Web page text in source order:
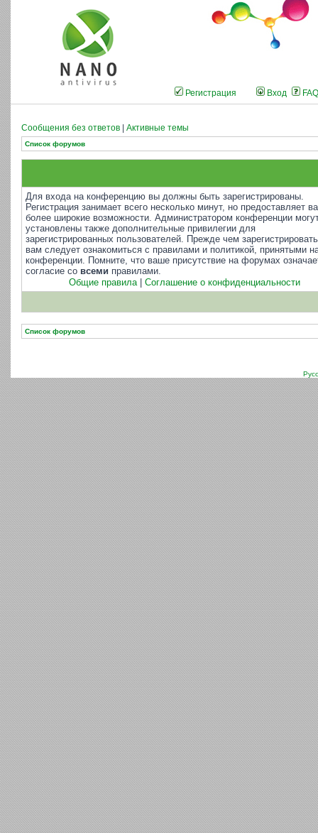
Регистрация Вход FAQ
Сообщения без ответов Активные темы
Список форумов
Для входа на конференцию вы должны быть зарегистрированы.
Регистрация занимает всего несколько минут, но предоставляет
более широкие возможности. Администратором конференции
установлены также дополнительные привилегии для
зарегистрированных пользователей. Прежде чем
вам следует ознакомиться с правилами и политикой, принятыми
конференции. Помните, что ваше присутствие на форумах
согласие со всеми правилами.
Общие правила| Соглашение о конфиденциальности
Список форумов